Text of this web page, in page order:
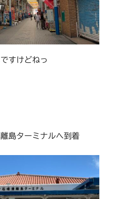
すけどねっ
島ターミナルへ到着